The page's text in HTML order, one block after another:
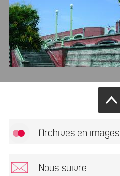
Archives en images
Nous suivre